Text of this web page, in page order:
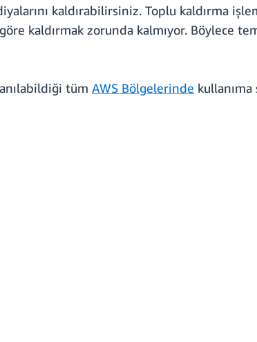
kaldırabilirsiniz. Toplu kaldırma
kaldırmak zorunda kalmıyor. Böylece
tüm AWS Bölgelerinde